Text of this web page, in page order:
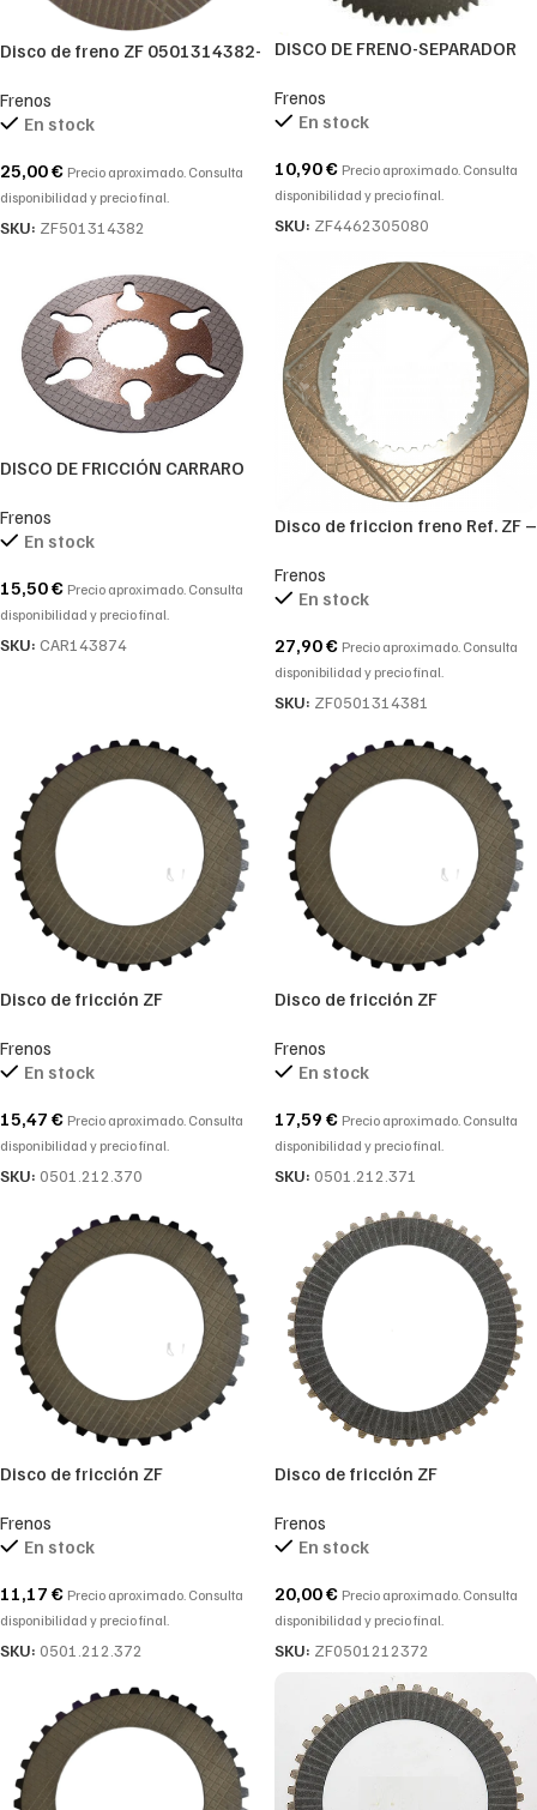
Disco de freno ZF 0501314382-
Frenos
En stock
25,00€ Precio aproximado. Consulta
disponibilidad y precio final.
SKU: ZF501314382
DISCO DE FRENO-SEPARADOR
305 080-4462.305.080
Frenos
En stock
10,90€ Precio aproximado. Consulta
disponibilidad y precio final.
SKU: ZF4462305080
DISCO DE FRICCIÓN CARRARO
Frenos
En stock
15,50€ Precio aproximado. Consulta
disponibilidad y precio final.
SKU: CAR143874
Disco de friccion freno Ref. ZF –
0501 314 381
Frenos
En stock
27,90€ Precio aproximado. Consulta
disponibilidad y precio final.
SKU: ZF0501314381
Disco de fricción ZF
Frenos
En stock
15,47 € Precio aproximado. Consulta
disponibilidad y precio final.
SKU: 0501.212.370
Disco de fricción ZF
Frenos
En stock
17,59 € Precio aproximado. Consulta
disponibilidad y precio final.
SKU: 0501.212.371
Disco de fricción ZF
Frenos
En stock
11,17 € Precio aproximado. Consulta
disponibilidad y precio final.
SKU: 0501.212.372
Disco de fricción ZF
0501 212 372
Frenos
En stock
20,00€ Precio aproximado. Consulta
disponibilidad y precio final.
SKU: ZF0501212372